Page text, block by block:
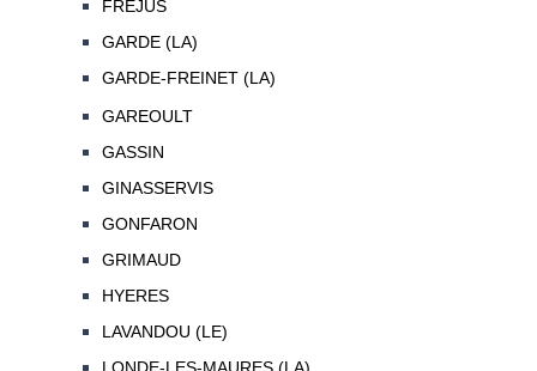
FREJUS
GARDE (LA)
GARDE-FREINET (LA)
GAREOULT
GASSIN
GINASSERVIS
GONFARON
GRIMAUD
HYERES
LAVANDOU (LE)